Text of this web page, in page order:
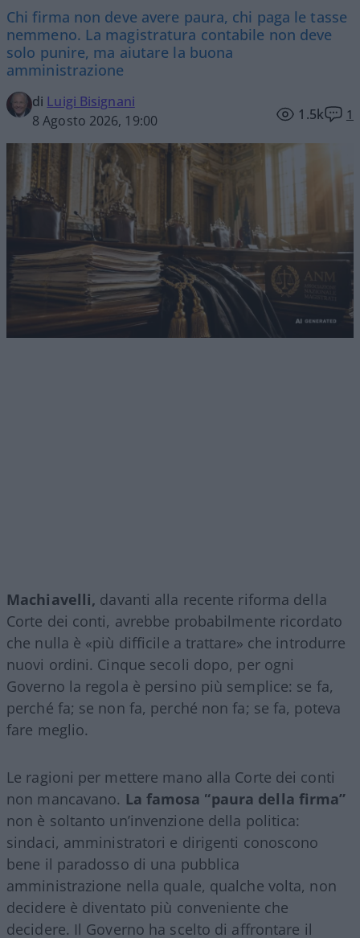
Chi firma non deve avere paura, chi paga le tasse
nemmeno. La magistratura contabile non deve
solo punire, ma aiutare la buona
amministrazione
di Luigi Bisignani
8 Agosto 2026, 19:00
1.5k 1
Machiavelli, davanti alla recente riforma della
Corte dei conti, avrebbe probabilmente ricordato
che nulla è «più difficile a trattare» che introdurre
nuovi ordini. Cinque secoli dopo, per ogni
Governo la regola è persino più semplice: se fa,
perché fa; se non fa, perché non fa; se fa, poteva
fare meglio.
Le ragioni per mettere mano alla Corte dei conti
non mancavano. La famosa “paura della firma”
non è soltanto un’invenzione della politica:
sindaci, amministratori e dirigenti conoscono
bene il paradosso di una pubblica
amministrazione nella quale, qualche volta, non
decidere è diventato più conveniente che
decidere. Il Governo ha scelto di affrontare il